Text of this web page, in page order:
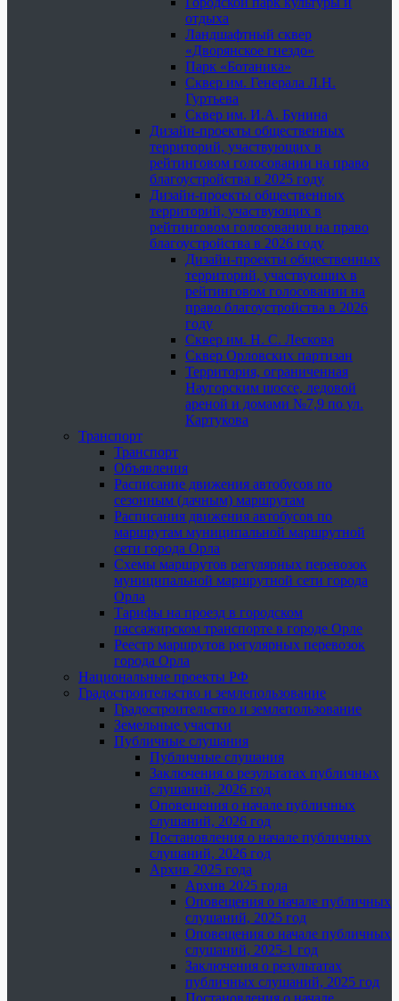
отдыха
Ландшафтный сквер
«Дворянское гнездо»
Парк «Ботаника»
Сквер им. Генерала Л.Н.
Гуртьева
Сквер им. И.А. Бунина
Дизайн-проекты общественных
территорий, участвующих в
рейтинговом голосовании на право
благоустройства в 2025 году
Дизайн-проекты общественных
территорий, участвующих в
рейтинговом голосовании на право
благоустройства в 2026 году
Дизайн-проекты общественных
территорий, участвующих в
рейтинговом голосовании на
право благоустройства в 2026
году
Сквер им. Н. С. Лескова
Сквер Орловских партизан
Территория, ограниченная
Наугорским шоссе, ледовой
ареной и домами №7,9 по ул.
Картукова
Транспорт
Транспорт
Объявления
Расписание движения автобусов по
сезонным (дачным) маршрутам
Расписания движения автобусов по
маршрутам муниципальной маршрутной
сети города Орла
Схемы маршрутов регулярных перевозок
муниципальной маршрутной сети города
Орла
Тарифы на проезд в городском
пассажирском транспорте в городе Орле
Реестр маршрутов регулярных перевозок
города Орла
Национальные проекты РФ
Градостроительство и землепользование
Градостроительство и землепользование
Земельные участки
Публичные слушания
Публичные слушания
Заключения о результатах публичных
слушаний, 2026 год
Оповещения о начале публичных
слушаний, 2026 год
Постановления о начале публичных
слушаний, 2026 год
Архив 2025 года
Архив 2025 года
Оповещения о начале публичных
слушаний, 2025 год
Оповещения о начале публичных
слушаний, 2025-1 год
Заключения о результатах
публичных слушаний, 2025 год
Постановления о начале